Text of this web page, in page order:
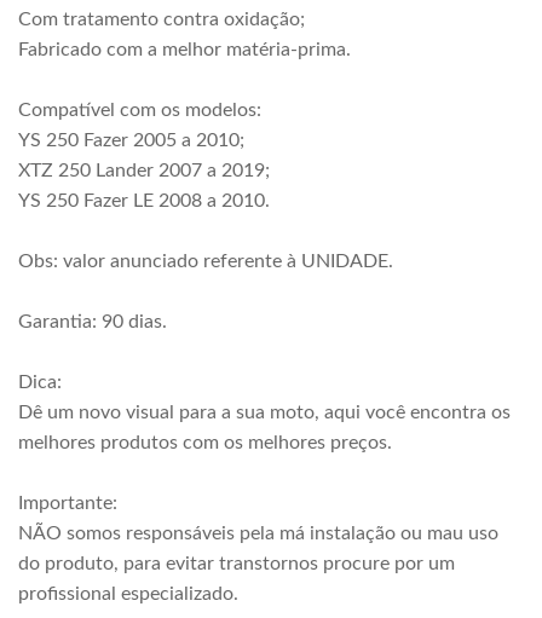
Com tratamento contra oxidação;
Fabricado com a melhor matéria-prima.
Compatível com os modelos:
YS 250 Fazer 2005 a 2010;
XTZ 250 Lander 2007 a 2019;
YS 250 Fazer LE 2008 a 2010.
Obs: valor anunciado referente à UNIDADE.
Garantia: 90 dias.
Dica:
Dê um novo visual para a sua moto, aqui você encontra os
melhores produtos com os melhores preços.
Importante:
NÃO somos responsáveis pela má instalação ou mau uso
do produto, para evitar transtornos procure por um
profissional especializado.